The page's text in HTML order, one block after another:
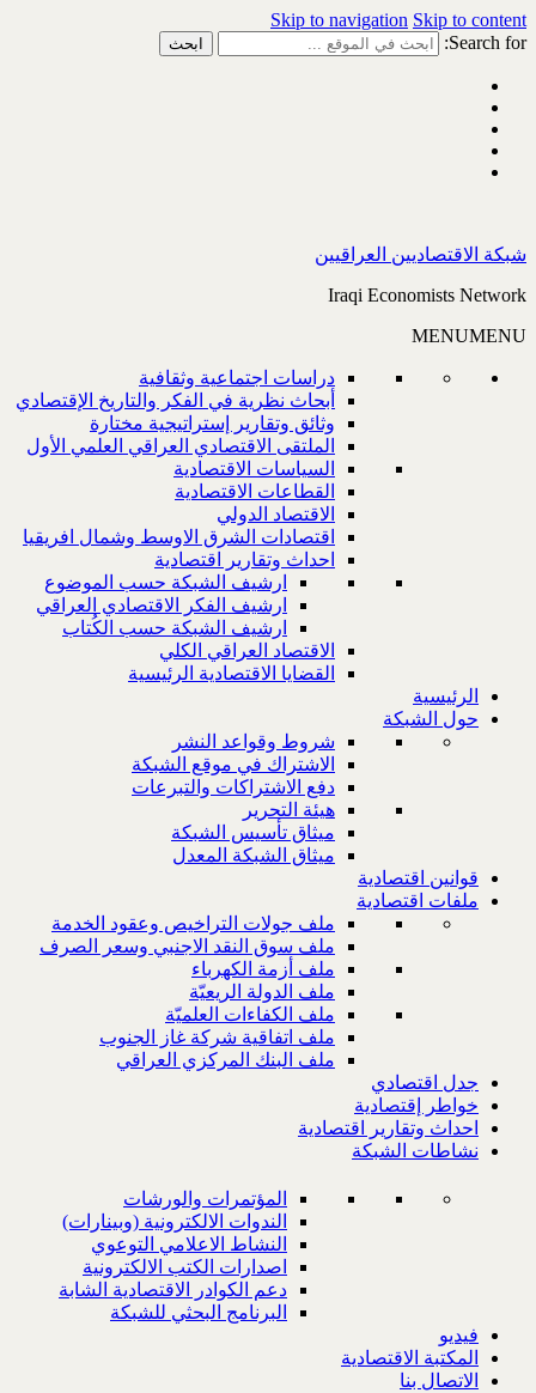
Skip to navigation Skip to content
Search for:
شبكة الاقتصاديين العراقيين
Iraqi Economists Network
MENUMENU
دراسات اجتماعية وثقافية
أبحاث نظرية في الفكر والتاريخ الإقتصادي
وثائق وتقارير إستراتيجية مختارة
الملتقى الاقتصادي العراقي العلمي الأول
السياسات الاقتصادية
القطاعات الاقتصادية
الاقتصاد الدولي
اقتصادات الشرق الاوسط وشمال افريقيا
احداث وتقارير اقتصادية
ارشيف الشبكة حسب الموضوع
ارشيف الفكر الاقتصادي العراقي
ارشيف الشبكة حسب الكُتاب
الاقتصاد العراقي الكلي
القضايا الاقتصادية الرئيسية
الرئيسية
حول الشبكة
شروط وقواعد النشر
الاشتراك في موقع الشبكة
دفع الاشتراكات والتبرعات
هيئة التحرير
ميثاق تأسيس الشبكة
ميثاق الشبكة المعدل
قوانين اقتصادية
ملفات اقتصادية
ملف جولات التراخيص وعقود الخدمة
ملف سوق النقد الاجنبي وسعر الصرف
ملف أزمة الكهرباء
ملف الدولة الريعيّة
ملف الكفاءات العلميّة
ملف اتفاقية شركة غاز الجنوب
ملف البنك المركزي العراقي
جدل اقتصادي
خواطر إقتصادية
احداث وتقارير اقتصادية
نشاطات الشبكة
المؤتمرات والورشات
الندوات الالكترونية (وبينارات)
النشاط الاعلامي التوعوي
اصدارات الكتب الالكترونية
دعم الكوادر الاقتصادية الشابة
البرنامج البحثي للشبكة
فيديو
المكتبة الاقتصادية
الاتصال بنا